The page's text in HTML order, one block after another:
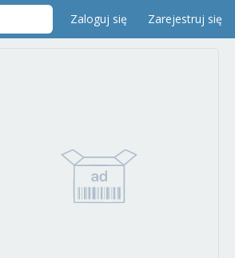
Zaloguj się Zarejestruj się